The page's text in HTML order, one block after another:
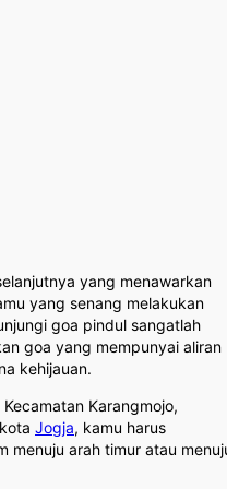
yang menawarkan
yang senang melakukan
goa pindul sangatlah
goa yang mempunyai aliran
kehijauan.
Karangmojo,
Jogja, kamu harus
menuju arah timur atau